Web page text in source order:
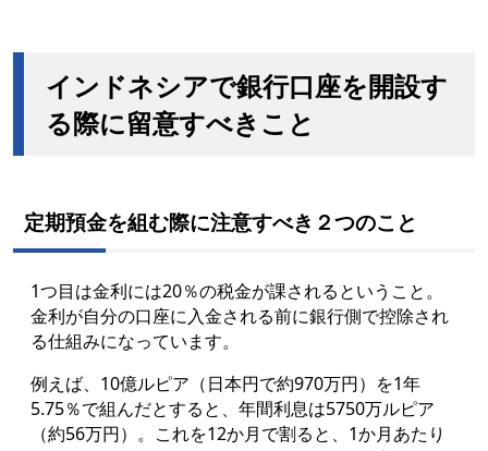
インドネシアで銀行口座を開設す
る際に留意すべきこと
定期預金を組む際に注意すべき２つのこと
1つ目は金利には20％の税金が課されるということ。
金利が自分の口座に入金される前に銀行側で控除され
る仕組みになっています。
例えば、10億ルピア（日本円で約970万円）を1年
5.75％で組んだとすると、年間利息は5750万ルピア
（約56万円）。これを12か月で割ると、1か月あたり